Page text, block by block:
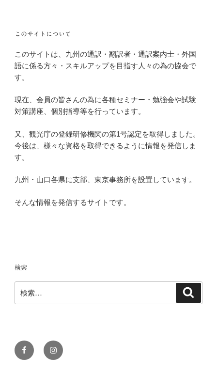
このサイトについて
このサイトは、九州の通訳・翻訳者・通訳案内士・外国
語に係る方々・スキルアップを目指す人々の為の協会で
す。
現在、会員の皆さんの為に各種セミナー・勉強会や試験
対策講座、個別指導等を行っています。
又、観光庁の登録研修機関の第1号認定を取得しました。
今後は、様々な資格を取得できるように情報を発信しま
す。
九州・山口各県に支部、東京事務所を設置しています。
そんな情報を発信するサイトです。
検索
索:
FacebookInstagram